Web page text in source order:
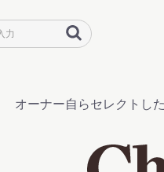
オーナー自らセレクトし